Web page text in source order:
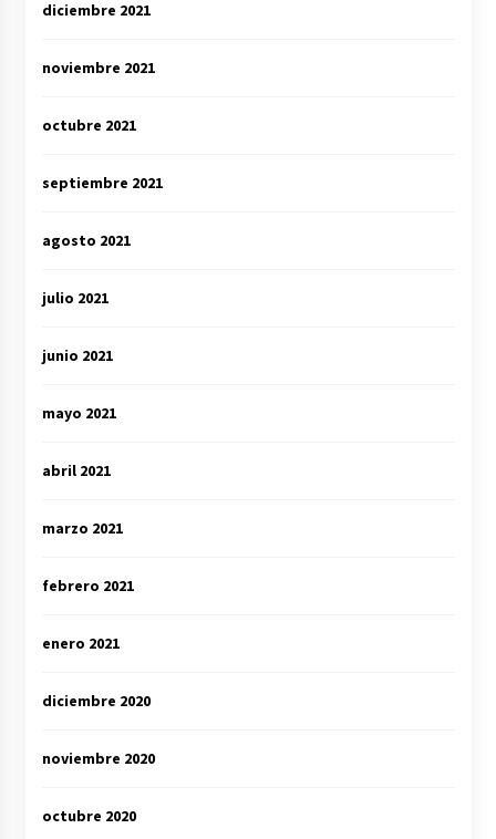
diciembre 2021
noviembre 2021
octubre 2021
septiembre 2021
agosto 2021
julio 2021
junio 2021
mayo 2021
abril 2021
marzo 2021
febrero 2021
enero 2021
diciembre 2020
noviembre 2020
octubre 2020